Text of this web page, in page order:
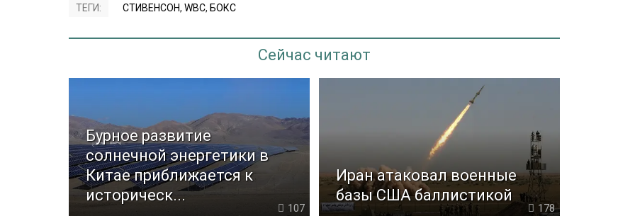
ТЕГИ: СТИВЕНСОН, WBC, БОКС
Сейчас читают
Бурное развитие
солнечной энергетики в
Китае приближается к
историческ...
107
Иран атаковал военные
базы США баллистикой
178